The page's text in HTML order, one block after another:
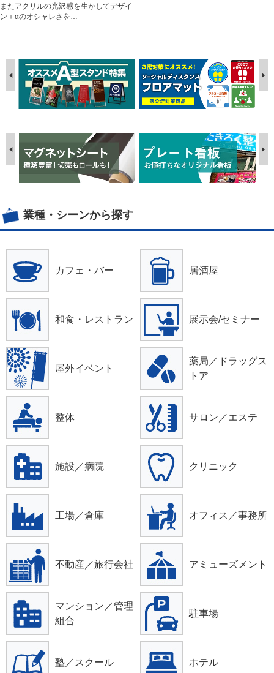
またアクリルの光沢感を生かしてデザイ
ン＋αのオシャレさを…
業種・シーンから探す
カフェ・バー 居酒屋
和食・レストラン 展示会/セミナー
屋外イベント
薬局／ドラッグス
トア
整体 サロン／エステ
施設／病院 クリニック
工場／倉庫 オフィス／事務所
不動産／旅行会社 アミューズメント
マンション／管理
組合
駐車場
塾／スクール ホテル